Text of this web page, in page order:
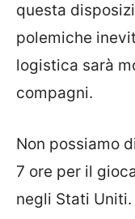
questa
polemiche
logistica sarà
compagni.
Non possiamo
7 ore per il
negli Stati